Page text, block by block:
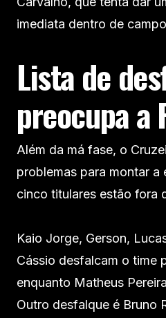
imediata dentro de
Lista de
preocupa a
Além da má fase, o
problemas para montar a
cinco titulares estão fora
Kaio Jorge, Gerson,
Cássio desfalcam o time
enquanto Matheus
Outro desfalque é Bruno